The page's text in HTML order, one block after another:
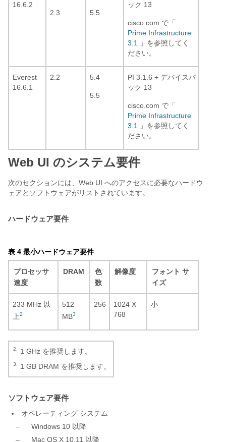
16.6.2
2.3 5.5
ック 13
cisco.com で「
Prime Infrastructure
3.1
」を参照してく
ださい。
Everest
16.6.1
2.2 5.4
5.5
PI 3.1.6 + デバイスパ
ック 13
cisco.com で「
Prime Infrastructure
3.1
」を参照してく
ださい。
Web UI のシステム要件
次のセクションには、Web UI へのアクセスに必要なハードウ
ェアとソフトウェアがリストされています。
ハードウェア要件
表 4 最小ハードウェア要件
プロセッサ
速度
DRAM
色
数
解像度
フォント サ
イズ
233 MHz 以
上2
512
MB3
256
1024 X
768
小
2. 1 GHz を推奨します。
3. 1 GB DRAM を推奨します。
ソフトウェア要件
オペレーティング システム
–
Windows 10 以降
–
Mac OS X 10.11 以降